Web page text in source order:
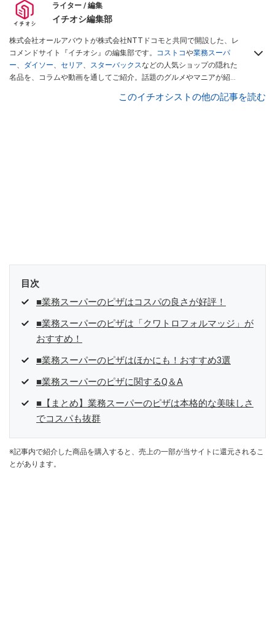
ライター / 編集
イチオシ編集部
株式会社オールアバウトが株式会社NTTドコモと共同で開設した、レ
コメンドサイト『イチオシ』の編集部です。 コストコや業務スーパ
ー、 ダイソー、 セリア、 スターバックスなどの人気ショップの隠れた
名品を、コラムや動画を通してご紹介。話題のグルメやマニアが紹介
インフルエンサーが実際に使用してレビューしています。毎日トレン
このイチオシストの他の記事を読む
目次
■業務スーパーのピザはコスパの良さが好評！
■業務スーパーのピザは「クワトロフォルマッジ」が
おすすめ！
■業務スーパーのピザはほかにも！おすすめ3選
■業務スーパーのピザに関するQ＆A
■【まとめ】業務スーパーのピザは本格的な美味しさ
でコスパも抜群
※記事内で紹介した商品を購入すると、売上の一部が当サイトに還元されるこ
とがあります。